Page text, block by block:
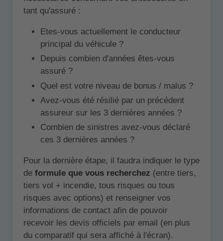
tant qu'assuré :
Etes-vous actuellement le conducteur
principal du véhicule ?
Depuis combien d'années êtes-vous
assuré ?
Quel est votre niveau de bonus / malus ?
Avez-vous été résilié par un précédent
assureur sur les 3 dernières années ?
Combien de sinistres avez-vous déclaré
ces 3 dernières années ?
Pour la dernière étape, il faudra indiquer le type
de formule que vous recherchez (entre tiers,
tiers vol + incendie, tous risques ou tous
risques avec options) et renseigner vos
informations de contact afin de pouvoir
recevoir les devis officiels par email (en plus
du comparatif qui sera affiché à l'écran).